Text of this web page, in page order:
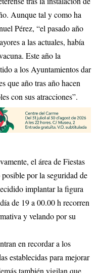
Aunque tal y como ha
Pérez, “el pasado año
a las actuales, había
Este año la
a los Ayuntamientos dar
que año tras año hacen
con sus atracciones”.
el área de Fiestas
por la seguridad de
implantar la figura
de 19 a 00.00 h recorren
y velando por su
en recordar a los
establecidas para mejorar